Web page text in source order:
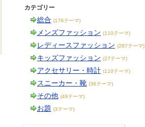
カテゴリー
総合 (176テーマ)
メンズファッション (110テーマ)
レディースファッション (287テーマ)
キッズファッション (27テーマ)
アクセサリー・時計 (110テーマ)
スニーカー・靴 (36テーマ)
その他 (49テーマ)
お題 (3テーマ)